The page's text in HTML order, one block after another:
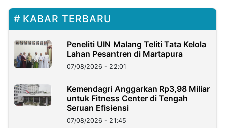
KABAR TERBARU
Peneliti UIN Malang Teliti Tata Kelola
Lahan Pesantren di Martapura
07/08/2026 - 22:01
Kemendagri Anggarkan Rp3,98 Miliar
untuk Fitness Center di Tengah
Seruan Efisiensi
07/08/2026 - 21:45